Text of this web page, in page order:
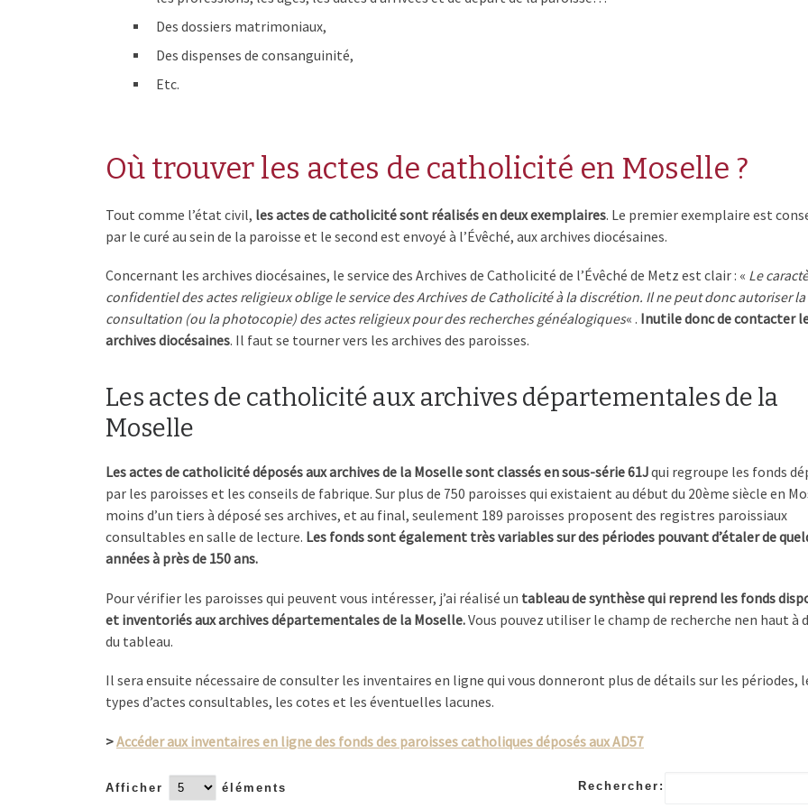
Des dossiers matrimoniaux,
Des dispenses de consanguinité,
Etc.
Où trouver les actes de catholicité en Moselle ?
Tout comme l’état civil, les actes de catholicité sont réalisés en deuxexemplaires. Le premier exemplaire est
par le curé au sein de la paroisse et le second est envoyé à l’Évêché, aux archives diocésaines.
Concernant les archives diocésaines, le service des Archives de Catholicité de l’Évêché de Metz est clair : « Le
confidentiel des actes religieux oblige le service des Archives de Catholicité à la discrétion. Il ne peut donc autoriser la
consultation (ou la photocopie) des actes religieux pour des recherches généalogiques« . Inutile donc de contacter
archives diocésaines. Il faut se tourner vers les archives des paroisses.
Les actes de catholicité aux archives départementales de la
Moselle
Les actes de catholicité déposés aux archives de la Moselle sont classés en sous-série 61Jqui regroupe les fonds
par les paroisses et les conseils de fabrique. Sur plus de 750 paroisses qui existaient au début du 20ème siècle en
moins d’un tiers à déposé ses archives, et au final, seulement 189 paroisses proposent des registres paroissiaux
consultables en salle de lecture. Les fonds sont également très variables sur des périodes pouvant d’étaler de
années à près de 150 ans.
Pour vérifier les paroisses qui peuvent vous intéresser, j’ai réalisé un tableau de synthèse qui reprend les fonds
et inventoriés aux archives départementales de la Moselle.Vous pouvez utiliser le champ de recherche nen haut à
du tableau.
Il sera ensuite nécessaire de consulter les inventaires en ligne qui vous donneront plus de détails sur les périodes,
types d’actes consultables, les cotes et les éventuelles lacunes.
>Accéder aux inventaires en ligne des fonds des paroisses catholiques déposés aux AD57
Afficher éléments Rechercher: